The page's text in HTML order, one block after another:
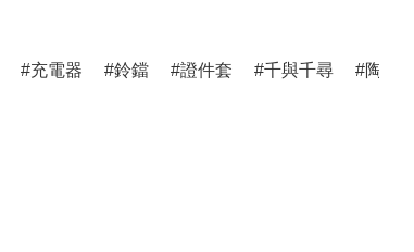
充電器 鈴鐺 證件套 千與千尋 陶瓷